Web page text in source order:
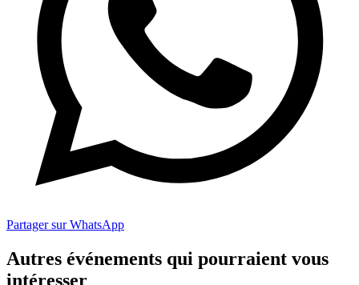
Partager sur WhatsApp
Autres événements qui pourraient vous
intéresser